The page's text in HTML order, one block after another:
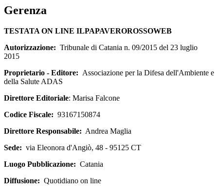
Gerenza
TESTATA ON LINE ILPAPAVEROROSSOWEB
Autorizzazione: Tribunale di Catania n. 09/2015 del 23 luglio
2015
Proprietario - Editore: Associazione per la Difesa dell'Ambiente e
della Salute ADAS
Direttore Editoriale: Marisa Falcone
Codice Fiscale: 93167150874
Direttore Responsabile: Andrea Maglia
Sede: via Eleonora d'Angiò, 48 - 95125 CT
Luogo Pubblicazione: Catania
Diffusione: Quotidiano on line